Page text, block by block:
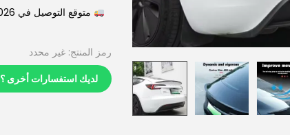
متوقع التوصيل في 8/08/2026 - 10/08/2026
رمز المنتج: غير محدد
لديك استفسارات أخرى ؟